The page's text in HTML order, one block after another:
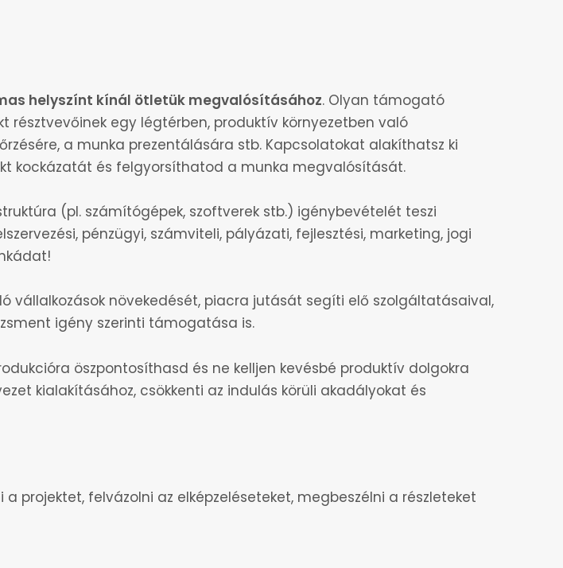
helyszínt kínál ötletük megvalósításához. Olyan támogató
egy légtérben, produktív környezetben való
a munka prezentálására stb. Kapcsolatokat alakíthatsz ki
kockázatát és felgyorsíthatod a munka megvalósítását.
(pl. számítógépek, szoftverek stb.) igénybevételét teszi
pénzügyi, számviteli, pályázati, fejlesztési, marketing, jogi
vállalkozások növekedését, piacra jutását segíti elő szolgáltatásaival,
igény szerinti támogatása is.
öszpontosíthasd és ne kelljen kevésbé produktív dolgokra
kialakításához, csökkenti az indulás körüli akadályokat és
felvázolni az elképzeléseteket, megbeszélni a részleteket